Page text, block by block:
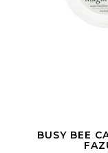
BUSY BEE